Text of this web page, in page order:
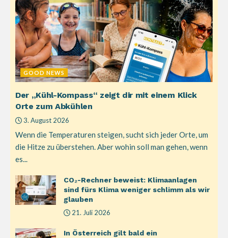
GOOD NEWS
Der „Kühl-Kompass“ zeigt dir mit einem Klick
Orte zum Abkühlen
3. August 2026
Wenn die Temperaturen steigen, sucht sich jeder Orte, um
die Hitze zu überstehen. Aber wohin soll man gehen, wenn
es...
CO₂-Rechner beweist: Klimaanlagen
sind fürs Klima weniger schlimm als wir
glauben
21. Juli 2026
In Österreich gilt bald ein